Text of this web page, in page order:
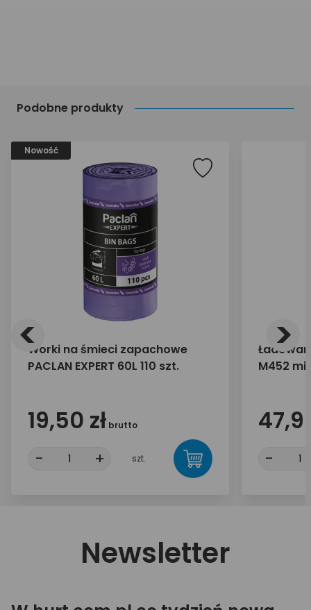
Podobne produkty
Nowość
Worki na śmieci zapachowe
PACLAN EXPERT 60L 110 szt.
19,50 zł brutto
- + szt.
M452
-
< >
Newsletter